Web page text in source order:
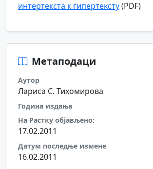
интертекста к гипертексту(PDF)
Метаподаци
Аутор
Лариса С. Тихомирова
Година издања
На Растку објављено:
17.02.2011
Датум последње измене
16.02.2011